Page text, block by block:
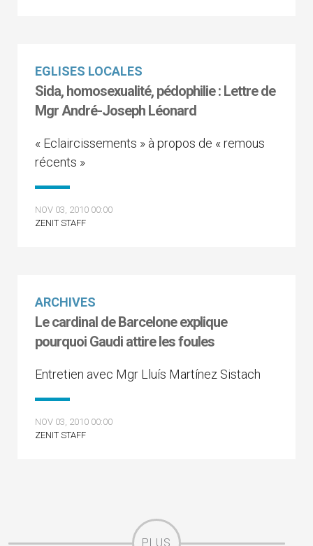
EGLISES LOCALES
Sida, homosexualité, pédophilie : Lettre de
Mgr André-Joseph Léonard
« Eclaircissements » à propos de « remous
récents »
NOV 03, 2010 00:00
ZENIT STAFF
ARCHIVES
Le cardinal de Barcelone explique
pourquoi Gaudi attire les foules
Entretien avec Mgr Lluís Martínez Sistach
NOV 03, 2010 00:00
ZENIT STAFF
PLUS